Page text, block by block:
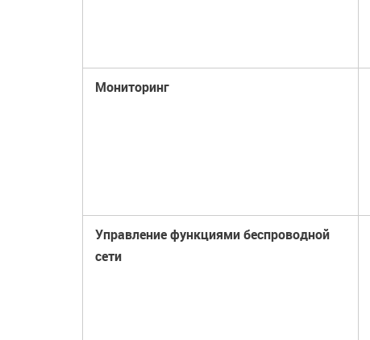
Мониторинг
Управление функциями беспроводной
сети